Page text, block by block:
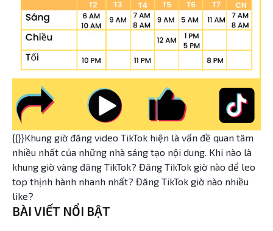
{{}}Khung giờ đăng video TikTok hiện là vấn đề quan tâm
nhiều nhất của những nhà sáng tạo nội dung. Khi nào là
khung giờ vàng đăng TikTok? Đăng TikTok giờ nào để leo
top thịnh hành nhanh nhất? Đăng TikTok giờ nào nhiều
like?
BÀI VIẾT NỔI BẬT